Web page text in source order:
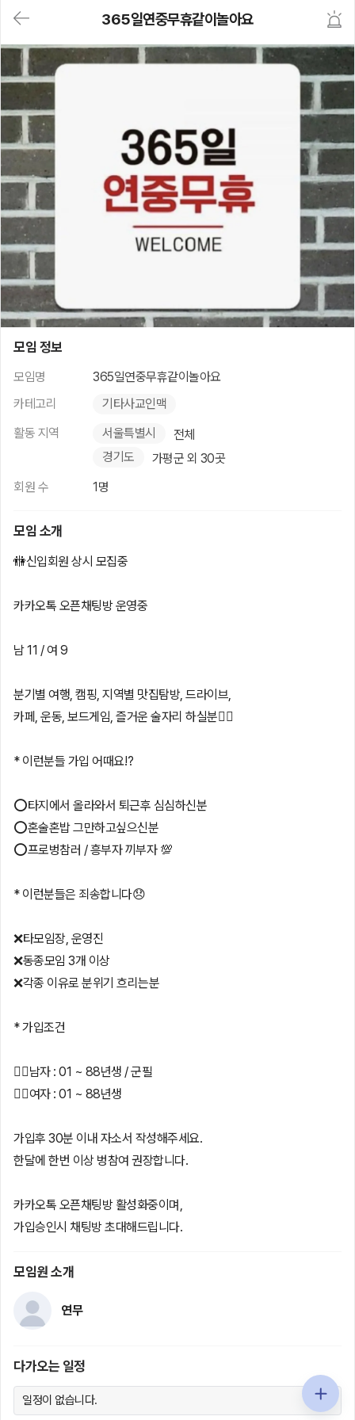
가
(메
모
임,
시
판,
내
모
임,
M
본
바
로
가
기
365일연중무휴같이놀아요
모임 정보
모임명
365일연중무휴같이놀아요
카테고리
기타사교인맥
활동 지역
서울특별시
전체
경기도
가평군 외 30곳
회원 수
1명
모임 소개
🚻신입회원 상시 모집중
카카오톡 오픈채팅방 운영중
남 11 / 여 9
분기별 여행, 캠핑, 지역별 맛집탐방, 드라이브,
카페, 운동, 보드게임, 즐거운 술자리 하실분🙋‍♂️
* 이런분들 가입 어때요⁉️
⭕️타지에서 올라와서 퇴근후 심심하신분
⭕️혼술혼밥 그만하고싶으신분
⭕️프로벙참러 / 흥부자 끼부자 💯
* 이런분들은 죄송합니다😞
❌타모임장, 운영진
❌동종모임 3개 이상
❌각종 이유로 분위기 흐리는분
* 가입조건
💁‍♂️남자 : 01 ~ 88년생 / 군필
💁‍♀️여자 : 01 ~ 88년생
가입후 30분 이내 자소서 작성해주세요.
한달에 한번 이상 벙참여 권장합니다.
카카오톡 오픈채팅방 활성화중이며,
가입승인시 채팅방 초대해드립니다.
모임원 소개
연무
다가오는 일정
일정이 없습니다.